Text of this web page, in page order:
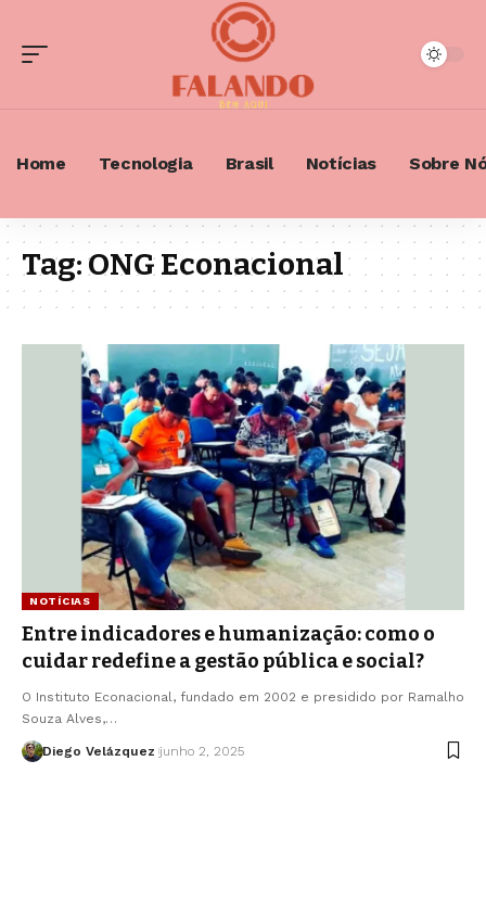
Home Tecnologia Brasil Notícias Sobre
Tag:ONG Econacional
NOTÍCIAS
Entre indicadores e humanização: como o
cuidar redefine a gestão pública e social?
O Instituto Econacional, fundado em 2002 e presidido por Ramalho
Souza Alves,…
Diego Velázquez junho 2, 2025